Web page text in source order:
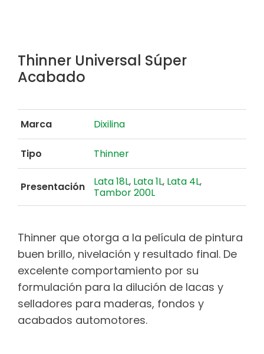
Thinner Universal Súper
Acabado
Marca Dixilina
Tipo Thinner
Presentación Lata 18L, Lata 1L, Lata 4L,
Tambor 200L
Thinner que otorga a la película de pintura
buen brillo, nivelación y resultado final. De
excelente comportamiento por su
formulación para la dilución de lacas y
selladores para maderas, fondos y
acabados automotores.